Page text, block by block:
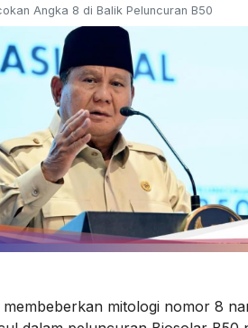
Angka 8 di Balik Peluncuran B50
mitologi nomor 8